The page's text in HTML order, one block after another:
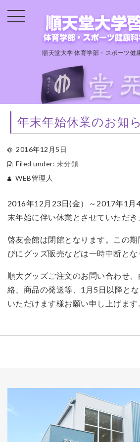
順天堂大学 体育学部・スポーツ健
年末年始休業のお知
2016年12月5日
Filed under: 未分類
WEB管理人
2016年12月23日(金）～2017年1月
末年始に伴い休業とさせていただき
啓友会館は閉館となります。この
びにグッズ販売などは一時中断とな
順大グッズご注文のお問い合わせ
絡、商品の発送等、1月5日以降と
いただけます様お願い申し上げます